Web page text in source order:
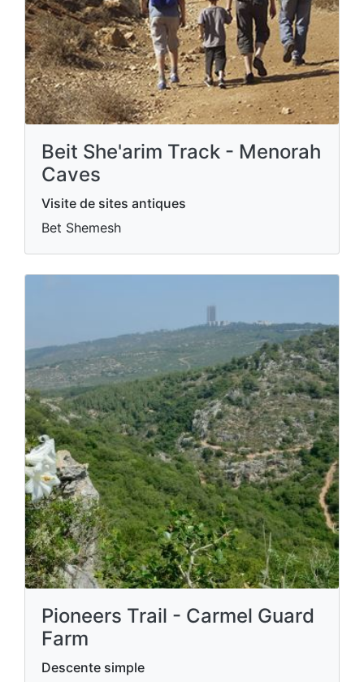
Beit She'arim Track - Menorah
Caves
Visite de sites antiques
Bet Shemesh
Pioneers Trail - Carmel Guard
Farm
Descente simple